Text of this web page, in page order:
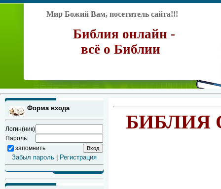
Мир Божий Вам, посетитель сайта!!!
Библия онлайн -
всё о Библии
Форма входа
Логин(ник)
Пароль:
запомнить
Забыл пароль Регистрация
БИБЛИЯ